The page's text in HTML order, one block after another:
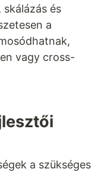
és
a
vagy cross-
a szükséges